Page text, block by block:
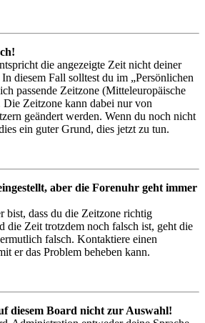
die angezeigte Zeit nicht deiner
diesem Fall solltest du im „Persönlichen
passende Zeitzone (Mitteleuropäische
Die Zeitzone kann dabei nur von
geändert werden. Wenn du noch nicht
ein guter Grund, dies jetzt zu tun.
aber die Forenuhr geht immer
bist, dass du die Zeitzone richtig
die Zeit trotzdem noch falsch ist, geht die
falsch. Kontaktiere einen
er das Problem beheben kann.
diesem Board nicht zur Auswahl!